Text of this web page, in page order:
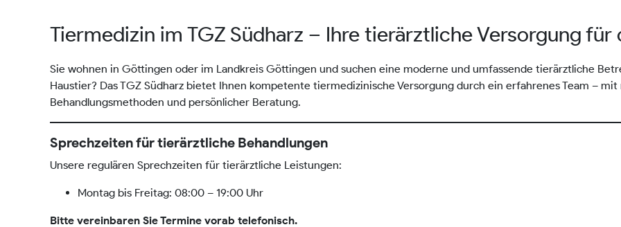
Tiermedizin im TGZ Südharz – Ihre tierärztliche Versorgung
Sie wohnen in Göttingen oder im Landkreis Göttingen und suchen eine moderne und umfassende tierärztliche
Haustier? Das TGZ Südharz bietet Ihnen kompetente tiermedizinische Versorgung durch ein erfahrenes Team –
Behandlungsmethoden und persönlicher Beratung.
Sprechzeiten für tierärztliche Behandlungen
Unsere regulären Sprechzeiten für tierärztliche Leistungen:
Montag bis Freitag: 08:00 – 19:00 Uhr
Bitte vereinbaren Sie Termine vorab telefonisch.